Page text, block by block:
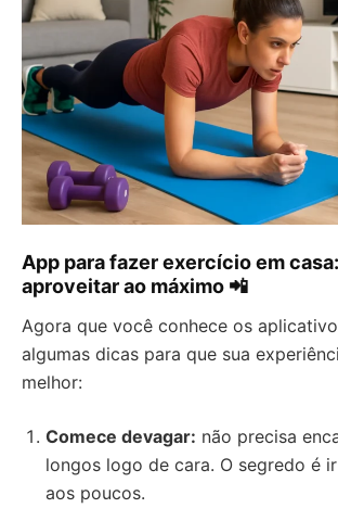
App para fazer exercício em
aproveitar ao máximo 📲
Agora que você conhece os
algumas dicas para que sua
melhor:
Comece devagar: não precisa
longos logo de cara. O segredo é
aos poucos.